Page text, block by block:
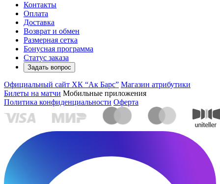
Контакты
Оплата
Доставка
Возврат и обмен
Размерная сетка
Бонусная программа
Статус заказа
Задать вопрос
Официальный сайт ХК “Ак Барс” Магазин атрибутики
Билеты на матчи Мобильные приложения
Политика конфиденциальности Оферта